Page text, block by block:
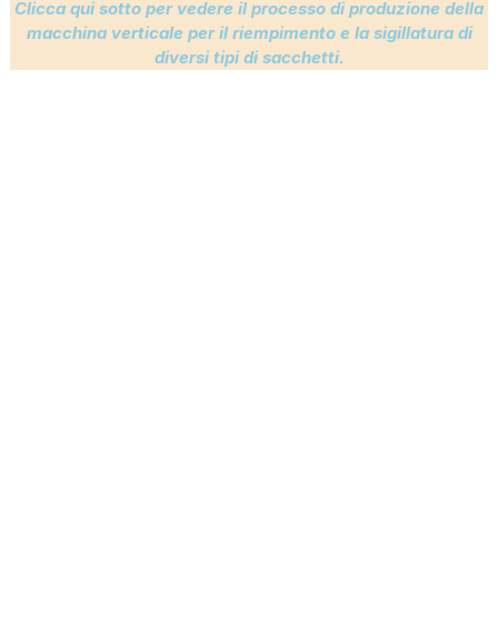
Clicca qui sotto per vedere il processo di produzione della
macchina verticale per il riempimento e la sigillatura di
diversi tipi di sacchetti.